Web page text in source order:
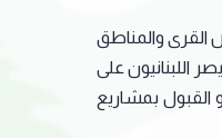
القرى والمناطق
اللبنانيون على
القبول بمشاريع